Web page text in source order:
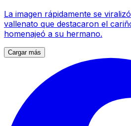
La imagen rápidamente se
vallenato que destacaron el
homenajeó a su hermano.
Cargar más